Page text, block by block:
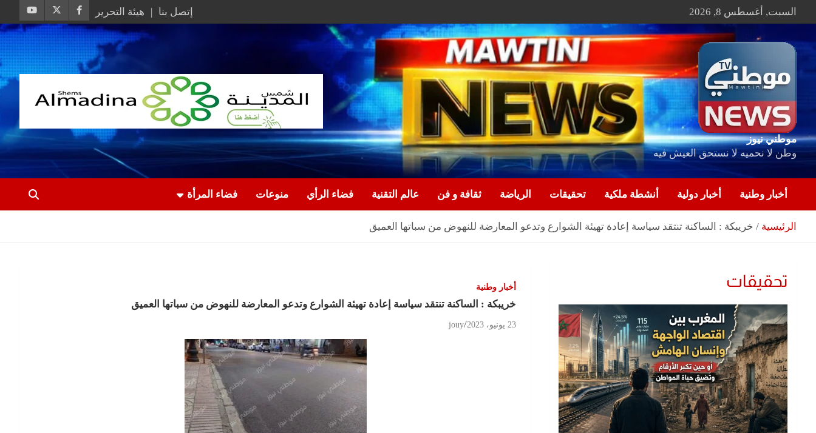
السبت, أغسطس 8, 2026 إتصل بنا هيئة التحرير
موطني نيوز
وطن لا نحميه لا نستحق العيش فيه
أخبار وطنية أخبار دولية أنشطة ملكية تحقيقات الرياضة ثقافة و فن عالم التقنية فضاء الرأي منوعات فضاء المرأة
الرئيسية خريبكة : الساكنة تنتقد سياسة إعادة تهيئة الشوارع وتدعو المعارضة للنهوض من سباتها العميق
أخبار وطنية
خريبكة : الساكنة تنتقد سياسة إعادة تهيئة الشوارع وتدعو المعارضة للنهوض من سباتها العميق
23 يونيو، 2023 jouy
تحقيقات